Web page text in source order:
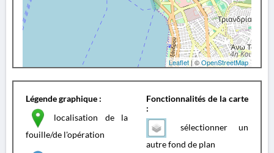
Leaflet| ©OpenStreetMap
Légende graphique :
localisation de la
fouille/de l'opération
Fonctionnalités de la carte
:
sélectionner un
autre fond de plan